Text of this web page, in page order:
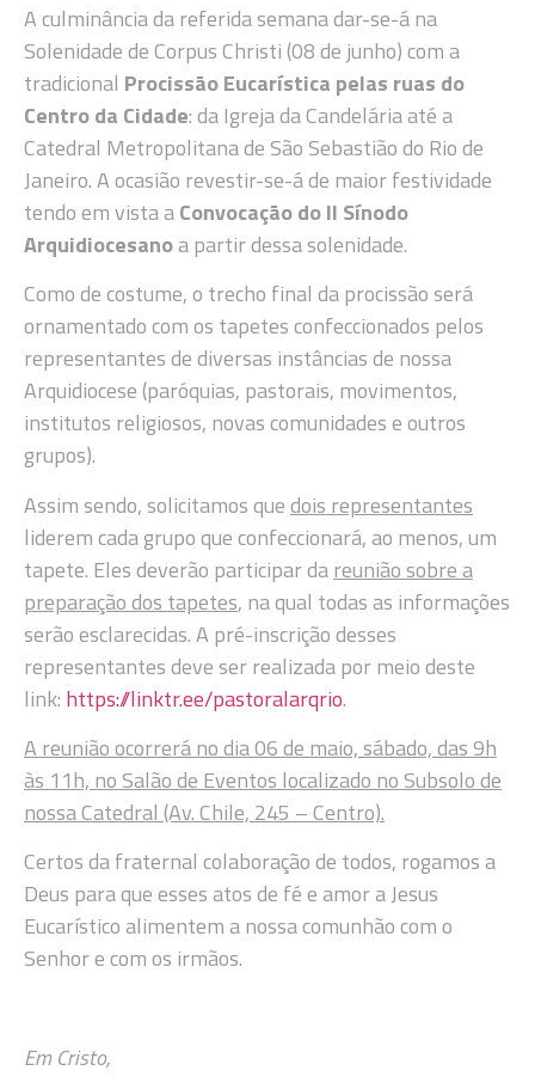
A culminância da referida semana dar-se-á na
Solenidade de Corpus Christi (08 de junho) com a
tradicional Procissão Eucarística pelas ruas do
Centro da Cidade: da Igreja da Candelária até a
Catedral Metropolitana de São Sebastião do Rio de
Janeiro. A ocasião revestir-se-á de maior festividade
tendo em vista aConvocação do II Sínodo
Arquidiocesanoa partir dessa solenidade.
Como de costume, o trecho final da procissão será
ornamentado com os tapetes confeccionados pelos
representantes de diversas instâncias de nossa
Arquidiocese (paróquias, pastorais, movimentos,
institutos religiosos, novas comunidades e outros
grupos).
Assim sendo, solicitamos quedois representantes
liderem cada grupo que confeccionará, ao menos, um
tapete. Eles deverão participar dareunião sobre a
preparação dos tapetes, na qual todas as informações
serão esclarecidas. A pré-inscrição desses
representantes deve ser realizada por meio deste
link: https://linktr.ee/pastoralarqrio.
A reunião ocorrerá no dia 06 de maio, sábado, das 9h
às 11h, no Salão de Eventos localizado no Subsolo de
nossa Catedral (Av. Chile, 245 – Centro).
Certos da fraternal colaboração de todos, rogamos a
Deus para que esses atos de fé e amor a Jesus
Eucarístico alimentem a nossa comunhão com o
Senhor e com os irmãos.
Em Cristo,